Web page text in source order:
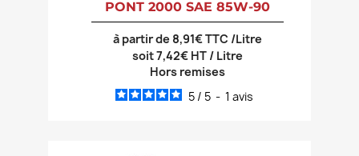
PONT 2000 SAE 85W-90
à partir de 8,91€ TTC /Litre
soit 7,42€ HT / Litre
Hors remises
5 / 5 - 1 avis